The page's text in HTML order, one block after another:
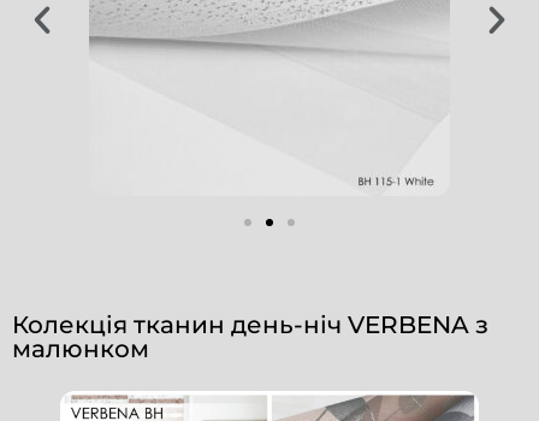
Колекція тканин день-ніч VERBENA з
малюнком